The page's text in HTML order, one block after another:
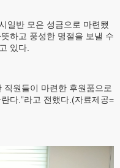
일반 모은 성금으로 마련됐
하고 풍성한 명절을 보낼 수
있다.
직원들이 마련한 후원품으로
다.”라고 전했다.(자료제공=